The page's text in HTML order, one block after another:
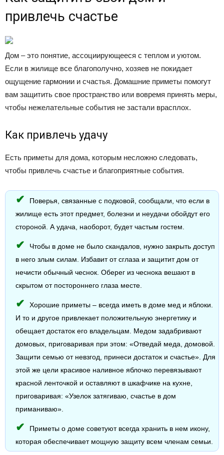
привлечь счастье
Дом – это понятие, ассоциирующееся с теплом и уютом.
Если в жилище все благополучно, хозяев не покидает
ощущение гармонии и счастья. Домашние приметы помогут
вам защитить свое пространство или вовремя принять меры,
чтобы нежелательные события не застали врасплох.
Как привлечь удачу
Есть приметы для дома, которым несложно следовать,
чтобы привлечь счастье и благоприятные события.
Поверья, связанные с подковой, сообщали, что если в
жилище есть этот предмет, болезни и неудачи обойдут его
стороной. А удача, наоборот, будет частым гостем.
Чтобы в доме не было скандалов, нужно закрыть доступ
в него злым силам. Избавит от сглаза и защитит дом от
нечисти обычный чеснок. Оберег из чеснока вешают в
скрытом от постороннего глаза месте.
Хорошие приметы – всегда иметь в доме мед и яблоки.
И то и другое привлекает положительную энергетику и
обещает достаток его владельцам. Медом задабривают
домовых, приговаривая при этом: «Отведай меда, домовой.
Защити семью от невзгод, принеси достаток и счастье». Для
этой же цели красивое наливное яблочко перевязывают
красной ленточкой и оставляют в шкафчике на кухне,
приговаривая: «Узелок затягиваю, счастье в дом
приманиваю».
Приметы о доме советуют всегда хранить в нем икону,
которая обеспечивает мощную защиту всем членам семьи.